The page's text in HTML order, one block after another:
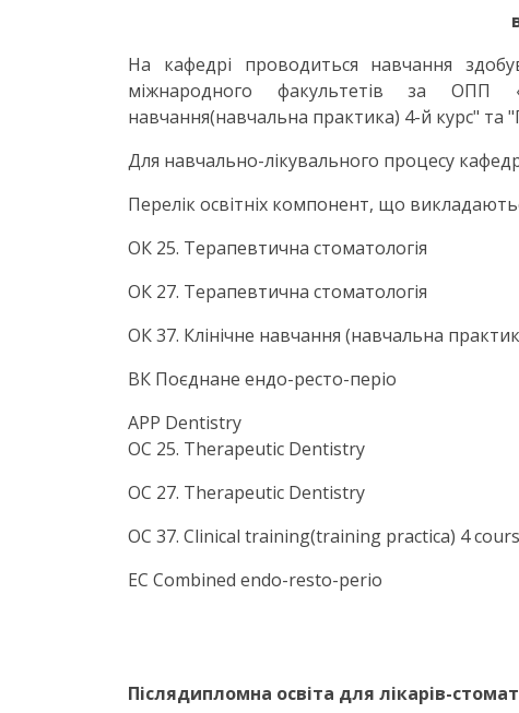
На кафедрі проводиться навчання
міжнародного факультетів за ОПП
навчання(навчальна практика) 4-й курс" та
Для навчально-лікувального процесу
Перелік освітніх компонент, що
ОК 25. Терапевтична стоматологія
ОК 27. Терапевтична стоматологія
ОК 37. Клінічне навчання (навчальна
ВК Поєднане ендо-ресто-періо
APP Dentistry
OC 25. Therapeutic Dentistry
OC 27. Therapeutic Dentistry
OC 37. Clinical training(training practica) 4
EC Combined endo-resto-perio
Післядипломна освіта для лікарів-